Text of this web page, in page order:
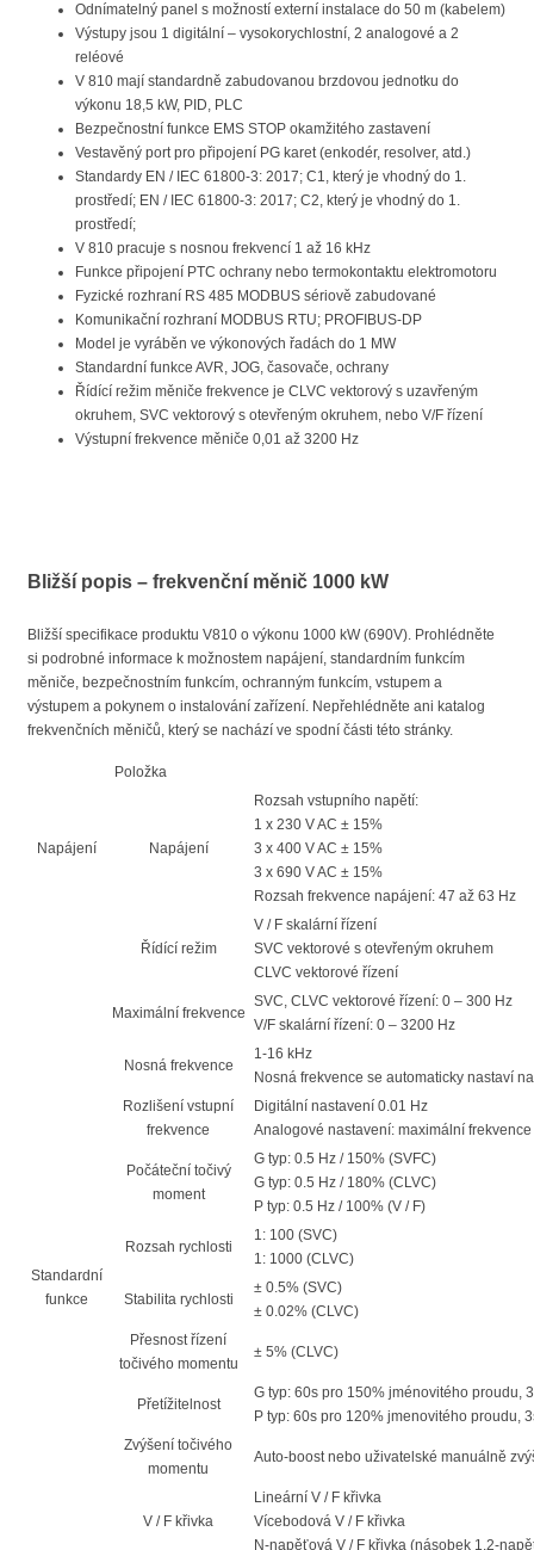
Odnímatelný panel s možností externí instalace do 50 m (kabelem)
Výstupy jsou 1 digitální – vysokorychlostní, 2 analogové a 2
reléové
V 810 mají standardně zabudovanou brzdovou jednotku do
výkonu 18,5 kW, PID, PLC
Bezpečnostní funkce EMS STOP okamžitého zastavení
Vestavěný port pro připojení PG karet (enkodér, resolver, atd.)
Standardy EN / IEC 61800-3: 2017; C1, který je vhodný do 1.
prostředí; EN / IEC 61800-3: 2017; C2, který je vhodný do 1.
prostředí;
V 810 pracuje s nosnou frekvencí 1 až 16 kHz
Funkce připojení PTC ochrany nebo termokontaktu elektromotoru
Fyzické rozhraní RS 485 MODBUS sériově zabudované
Komunikační rozhraní MODBUS RTU; PROFIBUS-DP
Model je vyráběn ve výkonových řadách do 1 MW
Standardní funkce AVR, JOG, časovače, ochrany
Řídící režim měniče frekvence je CLVC vektorový s uzavřeným
okruhem, SVC vektorový s otevřeným okruhem, nebo V/F řízení
Výstupní frekvence měniče 0,01 až 3200 Hz
Bližší popis – frekvenční měnič 1000 kW
Bližší specifikace produktu V810 o výkonu 1000 kW (690V). Prohlédněte
si podrobné informace k možnostem napájení, standardním funkcím
měniče, bezpečnostním funkcím, ochranným funkcím, vstupem a
výstupem a pokynem o instalování zařízení. Nepřehlédněte ani katalog
frekvenčních měničů, který se nachází ve spodní části této stránky.
Položka
Napájení Napájení
Rozsah vstupního napětí:
1 x 230 V AC ± 15%
3 x 400 V AC ± 15%
3 x 690 V AC ± 15%
Rozsah frekvence napájení: 47 až 63 Hz
Standardní
funkce
Řídící režim
V / F skalární řízení
SVC vektorové s otevřeným okruhem
CLVC vektorové řízení
Maximální frekvence
SVC, CLVC vektorové řízení: 0 – 300 Hz
V/F skalární řízení: 0 – 3200 Hz
Nosná frekvence
1-16 kHz
Nosná frekvence se automaticky nastaví
Rozlišení vstupní
frekvence
Digitální nastavení 0.01 Hz
Analogové nastavení: maximální
Počáteční točivý
moment
G typ: 0.5 Hz / 150% (SVFC)
G typ: 0.5 Hz / 180% (CLVC)
P typ: 0.5 Hz / 100% (V / F)
Rozsah rychlosti
1: 100 (SVC)
1: 1000 (CLVC)
Stabilita rychlosti
± 0.5% (SVC)
± 0.02% (CLVC)
Přesnost řízení
točivého momentu
± 5% (CLVC)
Přetížitelnost
G typ: 60s pro 150% jménovitého proudu,
P typ: 60s pro 120% jmenovitého proudu,
Zvýšení točivého
momentu
Auto-boost nebo uživatelské manuálně
V / F křivka
Lineární V / F křivka
Vícebodová V / F křivka
N-napěťová V / F křivka (násobek 1.2-